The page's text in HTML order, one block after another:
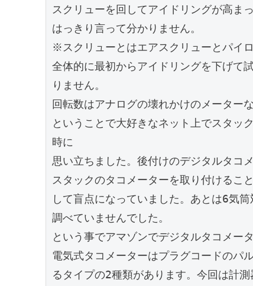
スクリューを回してアイドリングが高ま
はっきり言って分かりません。
※スクリューとはエアスクリューとパイ
全体的に最初からアイドリングを下げて
りません。
回転数はアナログの壊れかけのメーター
ということで大好きなネット上でスタッ
時に
思い立ちました。後付けのデジタルタコ
スタックのタコメーターを取り付けるこ
して盲点になっていました。あとは6気
調べていませんでした。
という事でアマゾンでデジタルタコメー
電気式タコメーターはプラグコードのパ
るタイプの2種類があります。今回は計